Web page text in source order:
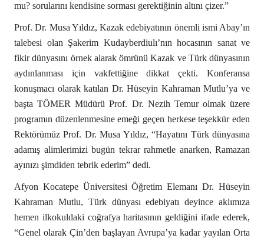
mu? sorularını kendisine sorması gerektiğinin altını çizer.”
Prof. Dr. Musa Yıldız, Kazak edebiyatının önemli ismi Abay’ın
talebesi olan Şakerim Kudayberdiulı’nın hocasının sanat ve
fikir dünyasını örnek alarak ömrünü Kazak ve Türk dünyasının
aydınlanması için vakfettiğine dikkat çekti. Konferansa
konuşmacı olarak katılan Dr. Hüseyin Kahraman Mutlu’ya ve
başta TÖMER Müdürü Prof. Dr. Nezih Temur olmak üzere
programın düzenlenmesine emeği geçen herkese teşekkür eden
Rektörümüz Prof. Dr. Musa Yıldız, “Hayatını Türk dünyasına
adamış alimlerimizi bugün tekrar rahmetle anarken, Ramazan
ayınızı şimdiden tebrik ederim” dedi.
Afyon Kocatepe Üniversitesi Öğretim Elemanı Dr. Hüseyin
Kahraman Mutlu, Türk dünyası edebiyatı deyince aklımıza
hemen ilkokuldaki coğrafya haritasının geldiğini ifade ederek,
“Genel olarak Çin’den başlayan Avrupa’ya kadar yayılan Orta